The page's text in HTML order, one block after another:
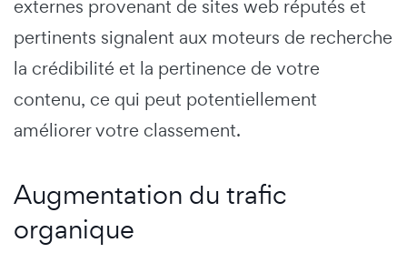
externes provenant de sites web réputés et
pertinents signalent aux moteurs de recherche
la crédibilité et la pertinence de votre
contenu, ce qui peut potentiellement
améliorer votre classement.
Augmentation du trafic
organique